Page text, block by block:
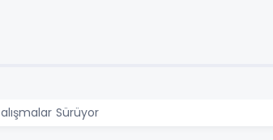
Sürüyor